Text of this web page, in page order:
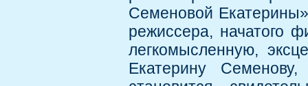
Семеновой
режиссера, начатого
легкомысленную,
Екатерину